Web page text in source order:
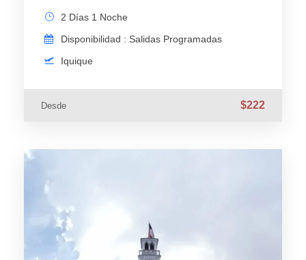
2 Días 1 Noche
Disponibilidad : Salidas Programadas
Iquique
Desde $222